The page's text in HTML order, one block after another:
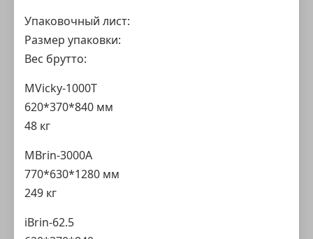
Упаковочный лист:
Размер упаковки:
Вес брутто:
MVicky-1000T
620*370*840 мм
48 кг
MBrin-3000A
770*630*1280 мм
249 кг
iBrin-62.5